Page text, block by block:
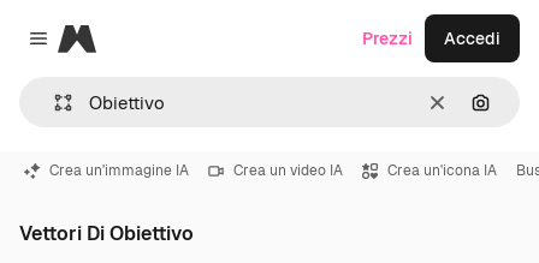
Close menu
Magnific
CancellaCerca
Prezzi Accedi
Crea un'immagine IA Crea un video IA Crea un'icona IA
Vettori Di Obiettivo